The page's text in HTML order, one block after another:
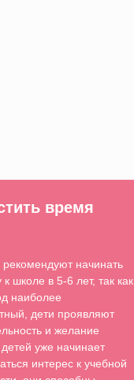
время
рекомендуют начинать
к школе в 5-6 лет, так как
наиболее
дети проявляют
и желание
уже начинает
интерес к учебной